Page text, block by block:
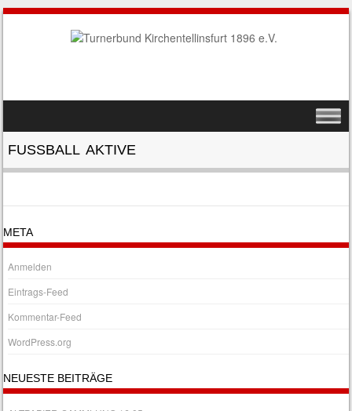
MENU
FUSSBALL AKTIVE
META
Anmelden
Eintrags-Feed
Kommentar-Feed
WordPress.org
NEUESTE BEITRÄGE